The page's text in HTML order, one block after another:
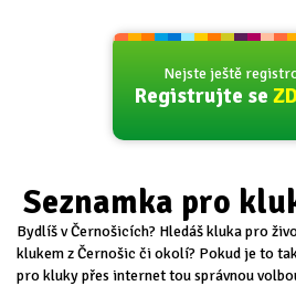
Nejste ještě
Registrujte se
Seznamka pro
Bydlíš v Černošicích? Hledáš kluka pro
klukem z Černošic či okolí? Pokud je to
pro kluky přes internet tou správnou